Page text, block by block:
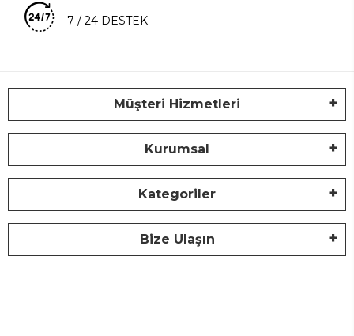
7 / 24 DESTEK
Müşteri Hizmetleri
Kurumsal
Kategoriler
Bize Ulaşın